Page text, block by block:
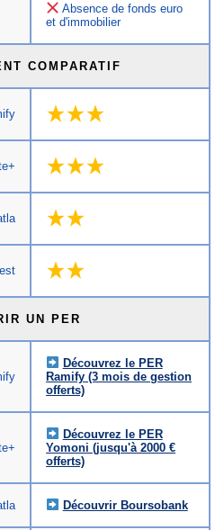
Absence de fonds euro
et d'immobilier
COMPARATIF
UN PER
Découvrez le PER
Ramify (3 mois de gestion
offerts)
Découvrez le PER
Yomoni (jusqu'à 2000 €
offerts)
Découvrir Boursobank